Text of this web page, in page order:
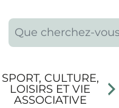
Que recherchez-vous ?
SPORT, CULTURE,
LOISIRS ET VIE
ASSOCIATIVE